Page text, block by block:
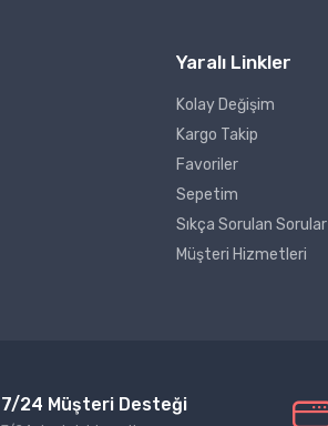
Yaralı Linkler
Kolay Değişim
Kargo Takip
Favoriler
Sepetim
Sıkça Sorulan Sorular
Müşteri Hizmetleri
7/24 Müşteri Desteği